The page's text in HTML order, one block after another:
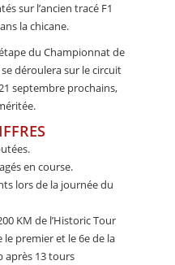
sur l’ancien tracé F1
la chicane.
du Championnat de
déroulera sur le circuit
septembre prochains,
en course.
lors de la journée du
KM de l’Historic Tour
le premier et le 6e de la
après 13 tours